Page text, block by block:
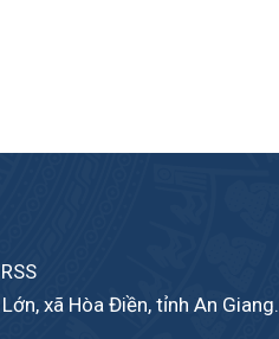
RSS
xã Hòa Điền, tỉnh An Giang.